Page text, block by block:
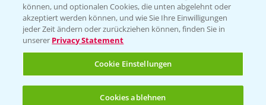
KONTAKT
Hilfe in Notfällen
T.+49 (0)214/30-20220
können, und optionalen Cookies, die unten abgelehnt oder
akzeptiert werden können, und wie Sie Ihre Einwilligungen
jeder Zeit ändern oder zurückziehen können, finden Sie in
unserer Privacy Statement
Cookie Einstellungen
Cookies ablehnen